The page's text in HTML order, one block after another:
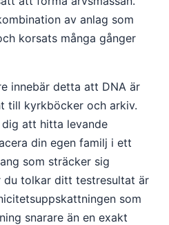
av anlag som
korsats många gånger
innebär detta att DNA är
till kyrkböcker och arkiv.
att hitta levande
din egen familj i ett
som sträcker sig
du tolkar ditt testresultat är
som
snarare än en exakt